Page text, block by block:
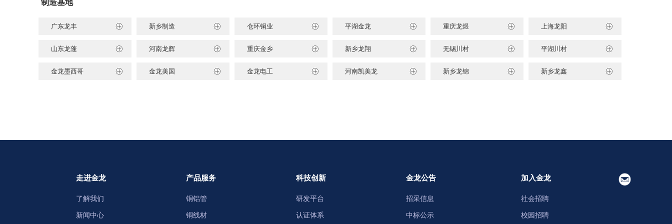
制造基地
广东龙丰 新乡制造 仓环铜业 平湖金龙 重庆龙煜 上海龙阳
山东龙蓬 河南龙辉 重庆金乡 新乡龙翔 无锡川村 平湖川村
金龙墨西哥 金龙美国 金龙电工 河南凯美龙 新乡龙锦 新乡龙鑫
走进金龙
了解我们
新闻中心
产品服务
铜铝管
铜线材
科技创新
研发平台
认证体系
金龙公告
招采信息
中标公示
加入金龙
社会招聘
校园招聘